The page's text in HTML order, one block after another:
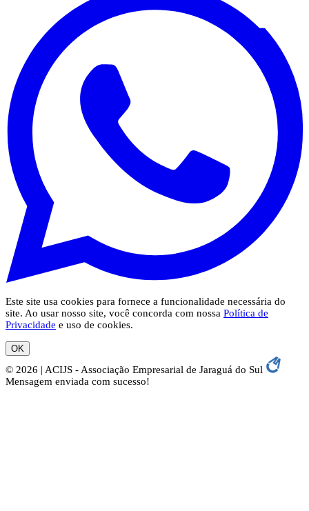
Este site usa cookies para fornece a funcionalidade necessária do
site. Ao usar nosso site, você concorda com nossa Política de
Privacidade e uso de cookies.
OK
© 2026 | ACIJS - Associação Empresarial de Jaraguá do Sul
Mensagem enviada com sucesso!